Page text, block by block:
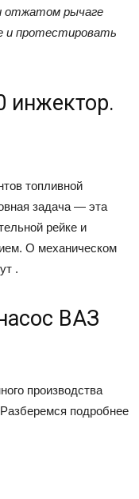
отжатом рычаге
и протестировать
инжектор.
топливной
задача — эта
рейке и
О механическом
.
ВАЗ
производства
подробнее